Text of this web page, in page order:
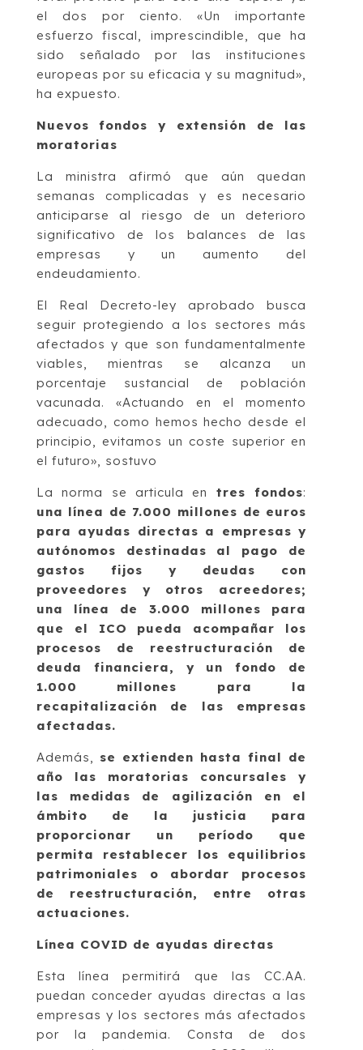
el dos por ciento. «Un importante
esfuerzo fiscal, imprescindible, que ha
sido señalado por las instituciones
europeas por su eficacia y su magnitud»,
ha expuesto.
Nuevos fondos y extensión de las
moratorias
La ministra afirmó que aún quedan
semanas complicadas y es necesario
anticiparse al riesgo de un deterioro
significativo de los balances de las
empresas y un aumento del
endeudamiento.
El Real Decreto-ley aprobado busca
seguir protegiendo a los sectores más
afectados y que son fundamentalmente
viables, mientras se alcanza un
porcentaje sustancial de población
vacunada. «Actuando en el momento
adecuado, como hemos hecho desde el
principio, evitamos un coste superior en
el futuro», sostuvo
La norma se articula en tres fondos:
una línea de 7.000 millones de euros
para ayudas directas a empresas y
autónomos destinadas al pago de
gastos fijos y deudas con
proveedores y otros acreedores;
una línea de 3.000 millones para
que el ICO pueda acompañar los
procesos de reestructuración de
deuda financiera, y un fondo de
1.000 millones para la
recapitalización de las empresas
afectadas.
Además, se extienden hasta final de
año las moratorias concursales y
las medidas de agilización en el
ámbito de la justicia para
proporcionar un período que
permita restablecer los equilibrios
patrimoniales o abordar procesos
de reestructuración, entre otras
actuaciones.
Línea COVID de ayudas directas
Esta línea permitirá que las CC.AA.
puedan conceder ayudas directas a las
empresas y los sectores más afectados
por la pandemia. Consta de dos